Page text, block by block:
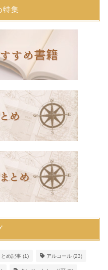
特集
とめ記事 (1) アルコール (23)